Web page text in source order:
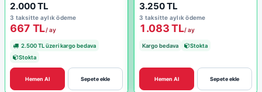
2.000 TL
3 taksitte aylık ödeme
667 TL/ ay
2.500 TL üzeri kargo bedava
Stokta
Sepete ekle
Hemen Al
3.250 TL
3 taksitte aylık ödeme
1.083 TL/ ay
Kargo bedava Stokta
Sepete ekle
Hemen Al